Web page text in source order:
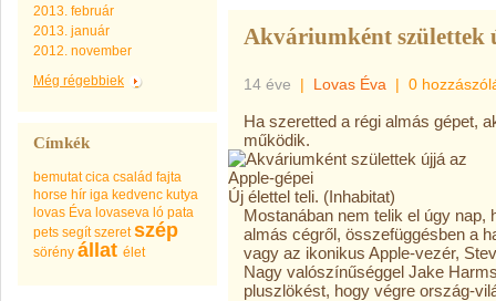
2013. február
2013. január
2012. november
Még régebbiek
Címkék
bemutat cica család fajta
horse hír iga kedvenc kutya
lovas Éva lovaseva ló pata
pets segít szeret szép
sörény állat élet
Akváriumként születtek
14 éve | Lovas Éva | 0
Ha szeretted a régi almás gépet,
működik.
Új élettel teli. (Inhabitat)
Mostanában nem telik el úgy nap,
almás cégről, összefüggésben a
vagy az ikonikus Apple-vezér,
Nagy valószínűséggel Jake
pluszlökést, hogy végre ország-